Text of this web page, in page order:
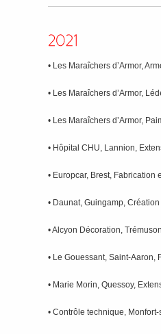
• Les Maraîchers d’Armor,
• Les Maraîchers d’Armor,
• Les Maraîchers d’Armor,
• Hôpital CHU, Lannion,
• Europcar, Brest,
• Daunat, Guingamp,
• Alcyon Décoration,
• Le Gouessant, Saint-
• Marie Morin, Quessoy,
• Contrôle technique,